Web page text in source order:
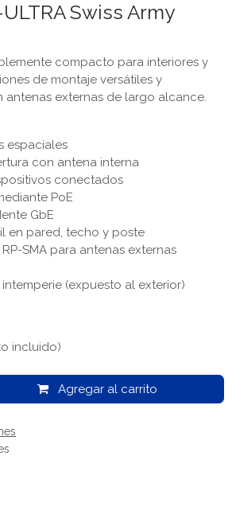
Swiss Army
compacto para interiores y
de montaje versátiles y
externas de largo alcance.
espaciales
con antena interna
conectados
PoE
GbE
en pared, techo y poste
SMA para antenas externas
intemperie (expuesto al exterior)
incluido)
Agregar al carrito